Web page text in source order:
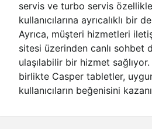
servis ve turbo servis
kullanıcılarına ayrıcalıklı bir
Ayrıca, müşteri hizmetleri
sitesi üzerinden canlı sohbet
ulaşılabilir bir hizmet
birlikte Casper tabletler,
kullanıcıların beğenisini